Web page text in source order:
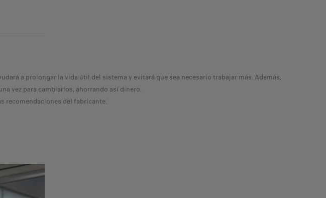
a prolongar la vida útil del sistema y evitará que sea necesario trabajar más. Además,
vez para cambiarlos, ahorrando así dinero.
recomendaciones del fabricante.